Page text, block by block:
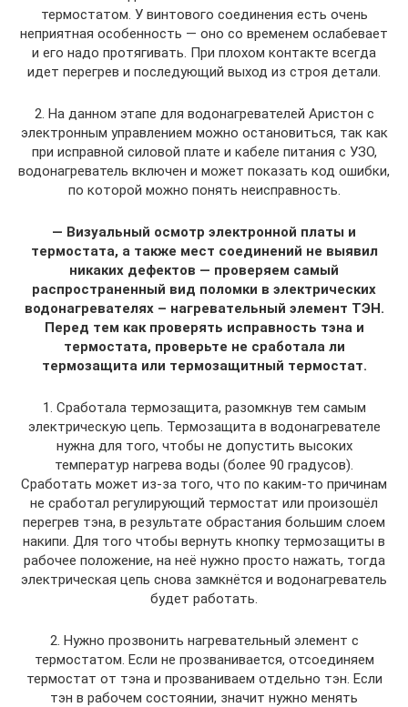
термостатом. У винтового соединения есть очень
неприятная особенность — оно со временем ослабевает
и его надо протягивать. При плохом контакте всегда
идет перегрев и последующий выход из строя детали.
2. На данном этапе для водонагревателей Аристон с
электронным управлением можно остановиться, так как
при исправной силовой плате и кабеле питания с УЗО,
водонагреватель включен и может показать код ошибки,
по которой можно понять неисправность.
— Визуальный осмотр электронной платы и
термостата, а также мест соединений не выявил
никаких дефектов — проверяем самый
распространенный вид поломки в электрических
водонагревателях – нагревательный элемент ТЭН.
Перед тем как проверять исправность тэна и
термостата, проверьте не сработала ли
термозащита или термозащитный термостат.
1. Сработала термозащита, разомкнув тем самым
электрическую цепь. Термозащита в водонагревателе
нужна для того, чтобы не допустить высоких
температур нагрева воды (более 90 градусов).
Сработать может из-за того, что по каким-то причинам
не сработал регулирующий термостат или произошёл
перегрев тэна, в результате обрастания большим слоем
накипи. Для того чтобы вернуть кнопку термозащиты в
рабочее положение, на неё нужно просто нажать, тогда
электрическая цепь снова замкнётся и водонагреватель
будет работать.
2. Нужно прозвонить нагревательный элемент с
термостатом. Если не прозванивается, отсоединяем
термостат от тэна и прозваниваем отдельно тэн. Если
тэн в рабочем состоянии, значит нужно менять